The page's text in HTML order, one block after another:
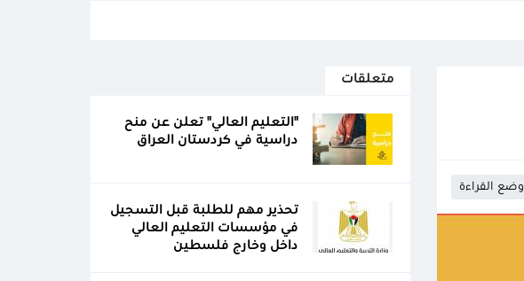
وضع القراءة
متعلقات
"التعليم العالي" تعلن عن منح
دراسية في كردستان العراق
تحذير مهم للطلبة قبل التسجيل
في مؤسسات التعليم العالي
داخل وخارج فلسطين